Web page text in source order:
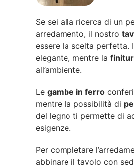
Se sei alla ricerca di un
arredamento, il nostro
essere la scelta perfetta.
elegante, mentre la
all’ambiente.
Le gambe in ferro
mentre la possibilità di
del legno ti permette di
esigenze.
Per completare
abbinare il tavolo con